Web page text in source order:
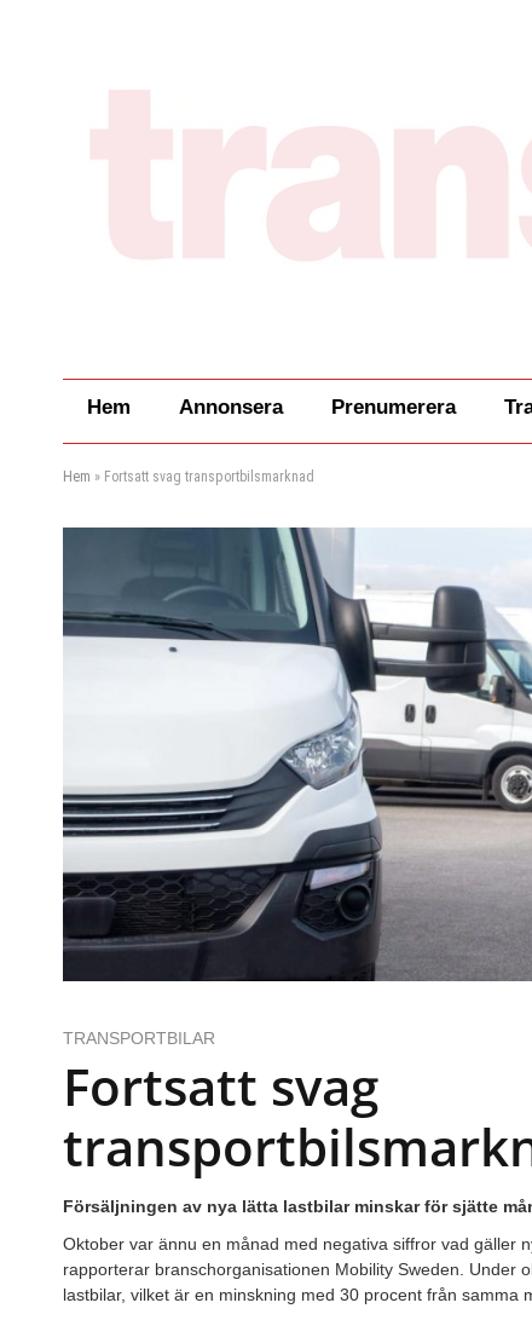
Hem Annonsera Prenumerera
Hem » Fortsatt svag transportbilsmarknad
TRANSPORTBILAR
Fortsatt svag
Försäljningen av nya lätta lastbilar minskar för sjätte
Oktober var ännu en månad med negativa siffror vad gäller
rapporterar branschorganisationen Mobility Sweden. Under
lastbilar, vilket är en minskning med 30 procent från samma